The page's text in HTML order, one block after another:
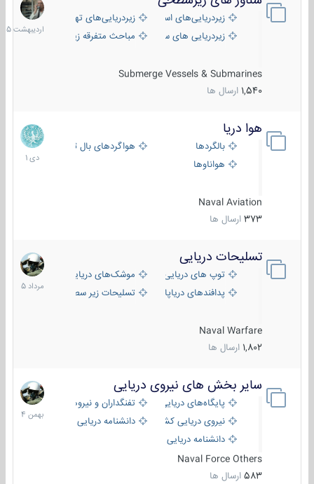
زیردریایی‌های استراتژیکزیردریایی‌های تهاجمی
زیردریایی های سبک
مباحث متفرقه زیرسطحی
Submerge Vessels & Submarines
1,540 ارسال ها
1405
هوا دریا
بالگردها
هواگردهای بال ثابت
هواناوها
Naval Aviation
373 ارسال ها
12
دی
1401
تسلیحات دریایی
توپ های دریایی
موشک‌های دریایی
پدافندهای دریاپایه
تسلیحات زیر سطحی
Naval Warfare
1,802 ارسال ها
2
مرداد
1405
سایر بخش های نیروی دریایی
پایگاه‌های دریایی
تفنگداران و نیروهای ویژه‌ی دریایی
نیروی دریایی کشورهای مختلفدانشنامه دریایی
دانشنامه دریایی کپی
Naval Force Others
583 ارسال ها
22
بهمن
1404